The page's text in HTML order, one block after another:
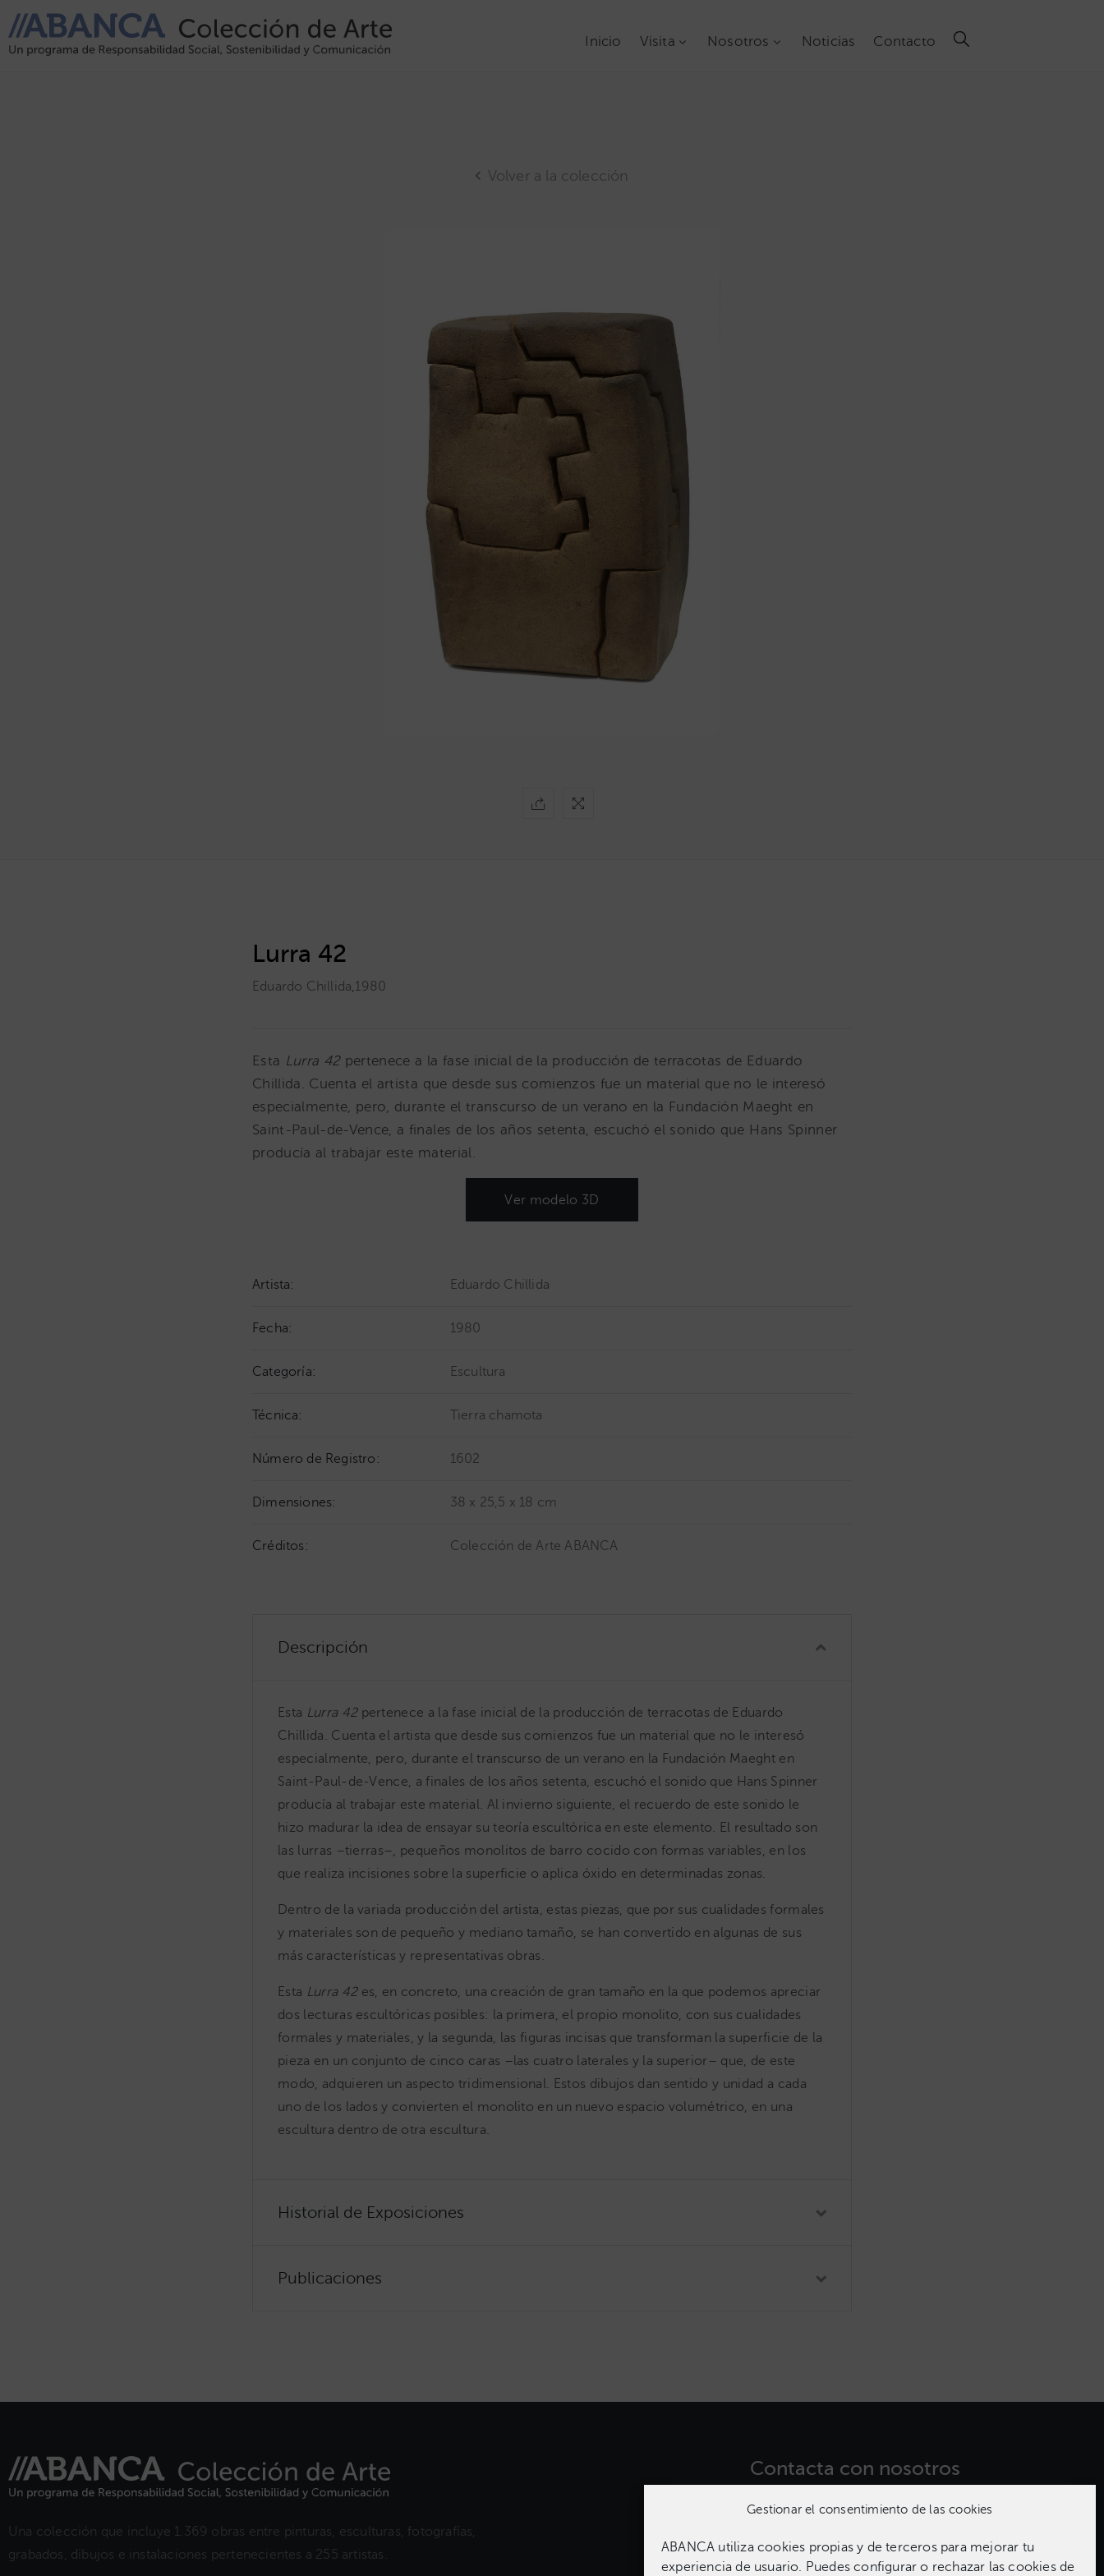
Gestionar el consentimiento de las cookies
ABANCA utiliza cookies propias y de terceros para mejorar tu
experiencia de usuario. Puedes configurar o rechazar las cookies de
Inicio Visita Nosotros Noticias Contacto
Volver a la colección
Lurra 42
Eduardo Chillida,1980
Esta Lurra 42 pertenece a la fase inicial de la producción de terracotas de Eduardo
Chillida. Cuenta el artista que desde sus comienzos fue un material que no le interesó
especialmente, pero, durante el transcurso de un verano en la Fundación Maeght en
Saint-Paul-de-Vence, a finales de los años setenta, escuchó el sonido que Hans Spinner
producía al trabajar este material.
Ver modelo 3D
Artista: Eduardo Chillida
Fecha: 1980
Categoría: Escultura
Técnica: Tierra chamota
Número de Registro: 1602
Dimensiones: 38 x 25,5 x 18 cm
Créditos: Colección de Arte ABANCA
Descripción
Esta Lurra 42 pertenece a la fase inicial de la producción de terracotas de Eduardo
Chillida. Cuenta el artista que desde sus comienzos fue un material que no le interesó
especialmente, pero, durante el transcurso de un verano en la Fundación Maeght en
Saint-Paul-de-Vence, a finales de los años setenta, escuchó el sonido que Hans Spinner
producía al trabajar este material. Al invierno siguiente, el recuerdo de este sonido le
hizo madurar la idea de ensayar su teoría escultórica en este elemento. El resultado son
las lurras –tierras–, pequeños monolitos de barro cocido con formas variables, en los
que realiza incisiones sobre la superficie o aplica óxido en determinadas zonas.
Dentro de la variada producción del artista, estas piezas, que por sus cualidades formales
y materiales son de pequeño y mediano tamaño, se han convertido en algunas de sus
más características y representativas obras.
Esta Lurra 42 es, en concreto, una creación de gran tamaño en la que podemos apreciar
dos lecturas escultóricas posibles: la primera, el propio monolito, con sus cualidades
formales y materiales, y la segunda, las figuras incisas que transforman la superficie de la
pieza en un conjunto de cinco caras –las cuatro laterales y la superior– que, de este
modo, adquieren un aspecto tridimensional. Estos dibujos dan sentido y unidad a cada
uno de los lados y convierten el monolito en un nuevo espacio volumétrico, en una
escultura dentro de otra escultura.
Historial de Exposiciones
Publicaciones
Una colección que incluye 1.369 obras entre pinturas, esculturas, fotografías,
grabados, dibujos e instalaciones pertenecientes a 255 artistas.​
Contacta con nosotros​
981 186 331